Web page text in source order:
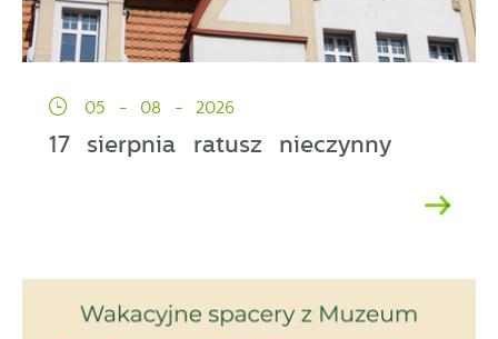
05 - 08 - 2026
17 sierpnia ratusz nieczynny